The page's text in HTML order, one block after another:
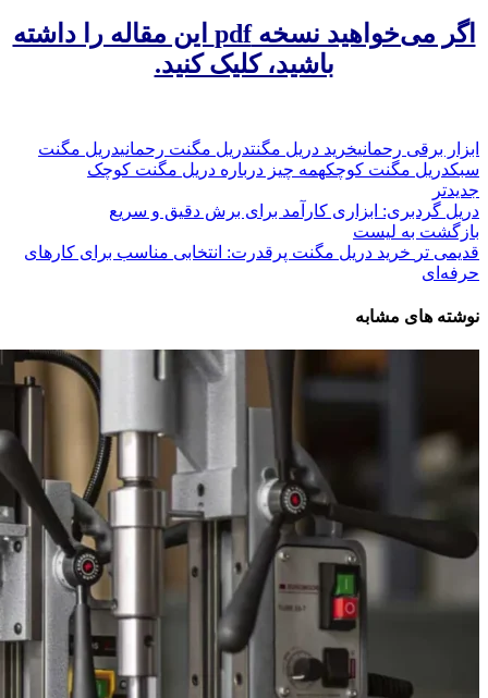
اگر می‌خواهید نسخه pdf این مقاله را داشته
باشید، کلیک کنید.
ابزار برقی رحمانیخرید دریل مگنتدریل مگنت رحمانیدریل مگنت
سبکدریل مگنت کوچکهمه چیز درباره دریل مگنت کوچک
جدیدتر
دریل گردبری: ابزاری کارآمد برای برش دقیق و سریع
بازگشت به لیست
قدیمی تر خرید دریل مگنت پرقدرت: انتخابی مناسب برای کارهای
حرفه‌ای
نوشته های مشابه